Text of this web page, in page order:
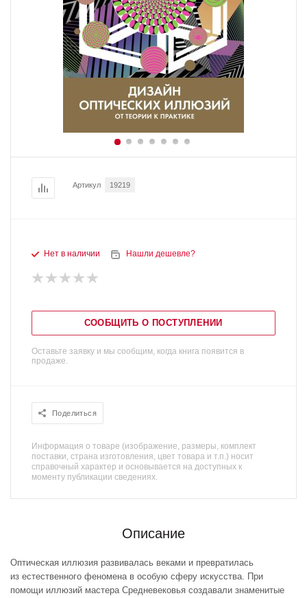
Артикул 19219
Нет в наличии Нашли дешевле?
СООБЩИТЬ О ПОСТУПЛЕНИИ
Оставьте заявку и мы сообщим, когда книга появится в
продаже.
Поделиться
Информация о товаре (изображение, размеры, комплект
поставки, страна изготовления, цвет товара и т.п.) носит
справочный характер и основывается на доступных к
моменту публикации сведениях.
Описание
Оптическая иллюзия развивалась веками и превратилась
из естественного феномена в особую сферу искусства. При
помощи иллюзий мастера Средневековья создавали знаменитые